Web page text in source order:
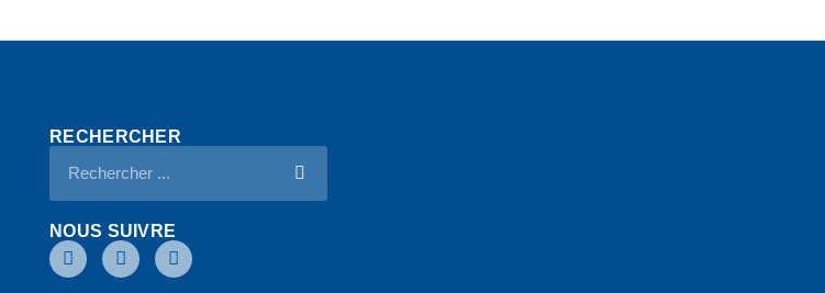
RECHERCHER
NOUS SUIVRE